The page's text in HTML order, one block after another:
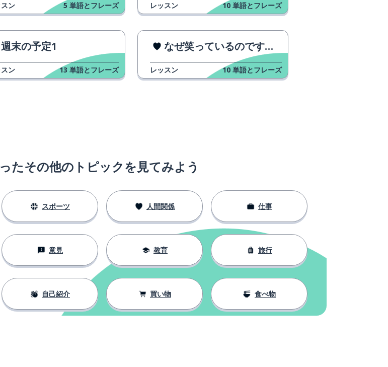
ン 5 単語とフレーズ レッスン 10 単語とフレーズ
週末の予定1
ン 13 単語とフレーズ
なぜ笑っているのですか？
レッスン 10 単語とフレーズ
たその他のトピックを見てみよう
スポーツ 人間関係 仕事
意見 教育 旅行
自己紹介 買い物 食べ物